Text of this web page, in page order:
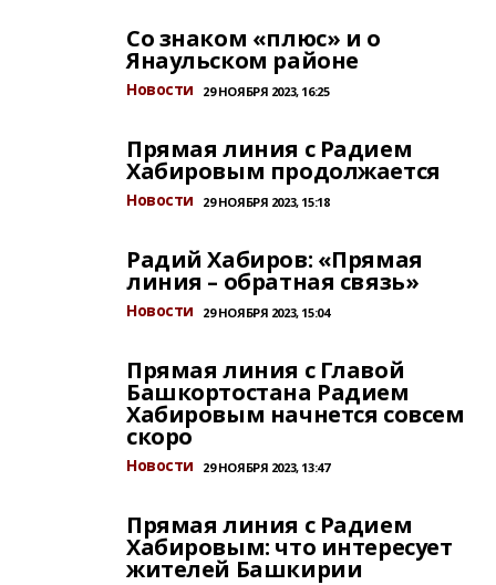
Со знаком «плюс» и о
Янаульском районе
Новости 29 НОЯБРЯ 2023, 16:25
Прямая линия с Радием
Хабировым продолжается
Новости 29 НОЯБРЯ 2023, 15:18
Радий Хабиров: «Прямая
линия – обратная связь»
Новости 29 НОЯБРЯ 2023, 15:04
Прямая линия с Главой
Башкортостана Радием
Хабировым начнется совсем
скоро
Новости 29 НОЯБРЯ 2023, 13:47
Прямая линия с Радием
Хабировым: что интересует
жителей Башкирии